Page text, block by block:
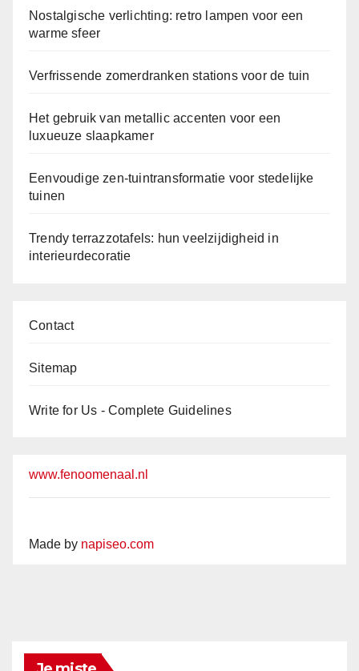
Nostalgische verlichting: retro lampen voor een
warme sfeer
Verfrissende zomerdranken stations voor de tuin
Het gebruik van metallic accenten voor een
luxueuze slaapkamer
Eenvoudige zen-tuintransformatie voor stedelijke
tuinen
Trendy terrazzotafels: hun veelzijdigheid in
interieurdecoratie
Contact
Sitemap
Write for Us - Complete Guidelines
www.fenoomenaal.nl
Made by napiseo.com